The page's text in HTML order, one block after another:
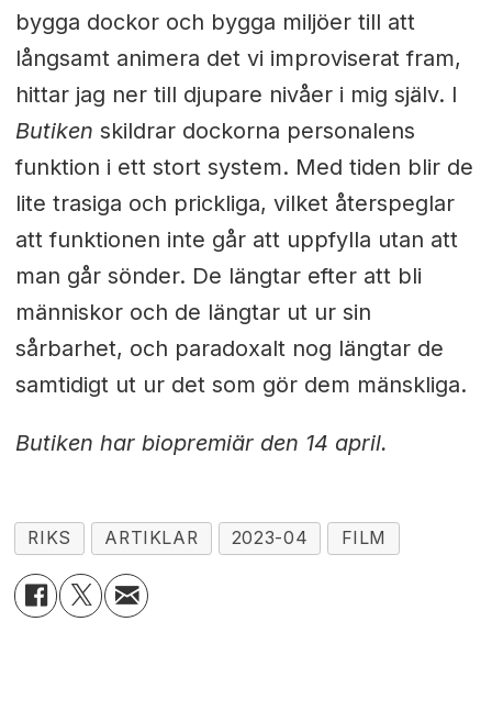
bygga dockor och bygga miljöer till att
långsamt animera det vi improviserat fram,
hittar jag ner till djupare nivåer i mig själv. I
Butiken skildrar dockorna personalens
funktion i ett stort system. Med tiden blir de
lite trasiga och prickliga, vilket återspeglar
att funktionen inte går att uppfylla utan att
man går sönder. De längtar efter att bli
människor och de längtar ut ur sin
sårbarhet, och paradoxalt nog längtar de
samtidigt ut ur det som gör dem mänskliga.
Butiken har biopremiär den 14 april.
RIKS ARTIKLAR 2023-04 FILM